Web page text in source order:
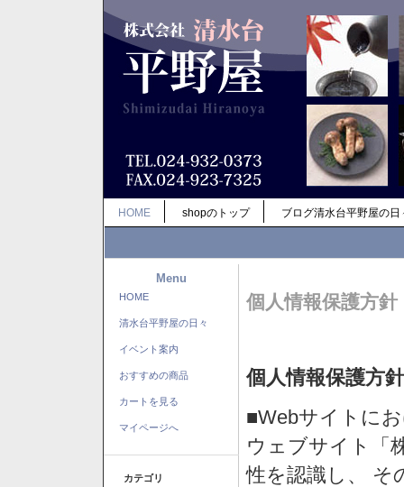
HOME shopのトップ ブログ清水台平野屋の日
Menu
HOME
清水台平野屋の日々
イベント案内
おすすめの商品
カートを見る
マイページへ
カテゴリ
個人情報保護方針
個人情報保護方針
■Webサイトに
ウェブサイト「
性を認識し、 そ